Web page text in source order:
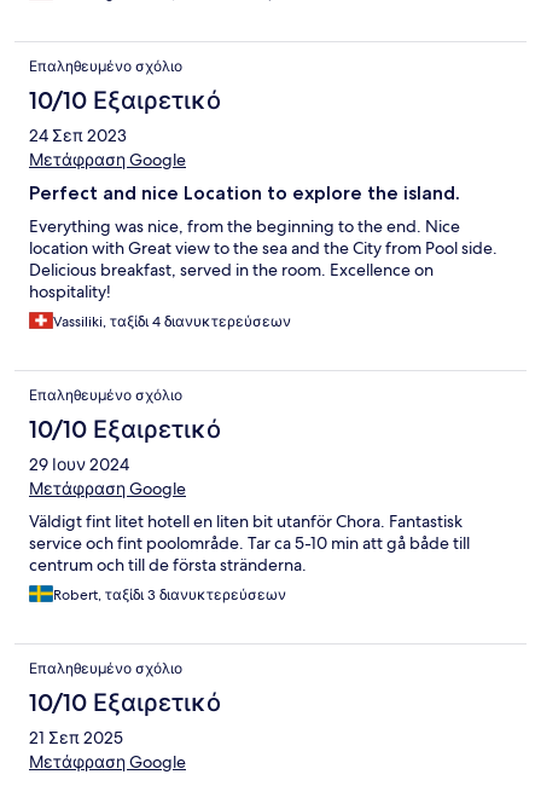
Επαληθευμένο σχόλιο
10/10 Εξαιρετικό
24 Σεπ 2023
Μετάφραση Google
Perfect and nice Location to explore the island.
Everything was nice, from the beginning to the end. Nice
location with Great view to the sea and the City from Pool side.
Delicious breakfast, served in the room. Excellence on
hospitality!
Vassiliki, ταξίδι 4 διανυκτερεύσεων
Επαληθευμένο σχόλιο
10/10 Εξαιρετικό
29 Ιουν 2024
Μετάφραση Google
Väldigt fint litet hotell en liten bit utanför Chora. Fantastisk
service och fint poolområde. Tar ca 5-10 min att gå både till
centrum och till de första stränderna.
Robert, ταξίδι 3 διανυκτερεύσεων
Επαληθευμένο σχόλιο
10/10 Εξαιρετικό
21 Σεπ 2025
Μετάφραση Google